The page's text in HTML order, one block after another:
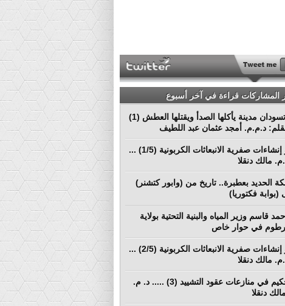
المشاركات قراءة في آخر أسبوع
بورتسودان مدينة يأكلها الصدأ ويقتلها العطش (1)
د.م.م. أمجد عثمان عبد اللطيف
نحو إنشاءات صفرية الانبعاثات الكربونية (1/5) ...
مالك دنقلا
الحديد بعطبرة.. تاريخ من (وابور كتشنر)
(بوابة فكتوريا)
قاسم وزير المياه والبنية التحتية بولاية
في حوار خاص
نحو إنشاءات صفرية الانبعاثات الكربونية (2/5) ...
مالك دنقلا
التحكيم في منازعات عقود التشييد (3) ..... د. م.
دنقلا